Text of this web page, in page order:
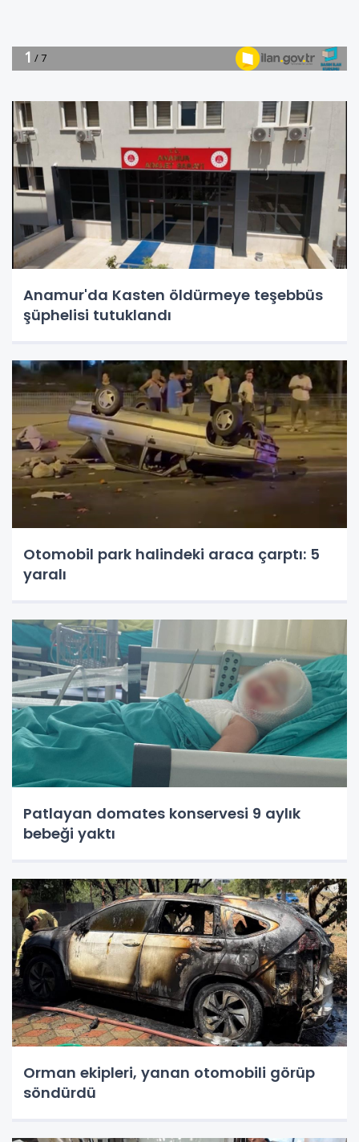
Anamur'da Kasten öldürmeye teşebbüs
şüphelisi tutuklandı
Otomobil park halindeki araca çarptı: 5
yaralı
Patlayan domates konservesi 9 aylık
bebeği yaktı
Orman ekipleri, yanan otomobili görüp
söndürdü